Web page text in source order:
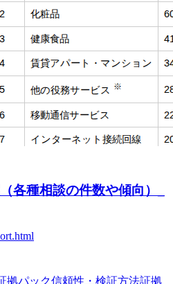
各種相談の件数や傾向）_
拠パック信頼性・検証方法証拠